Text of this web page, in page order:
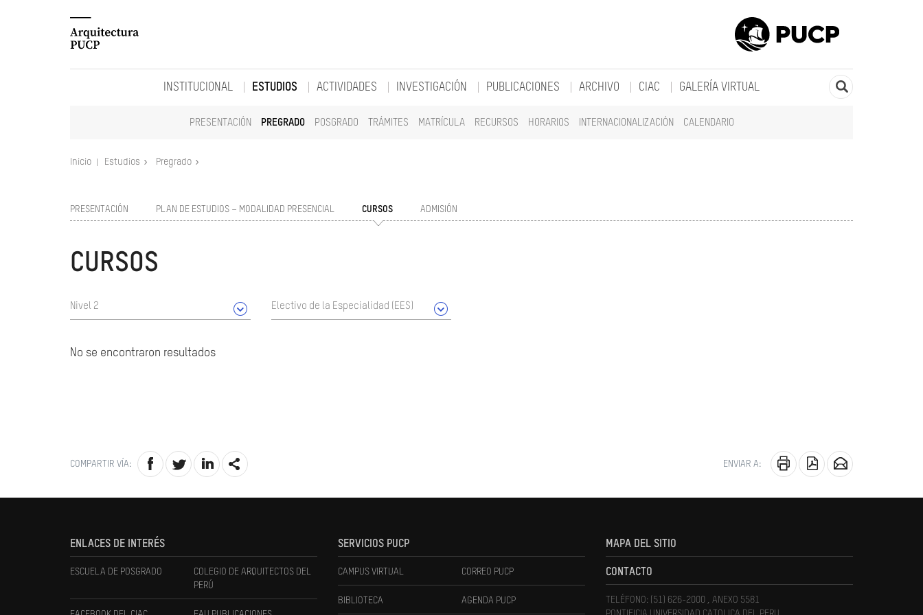
INSTITUCIONAL ESTUDIOS
PRESENTACIÓN PREGRADO POSGRADO TRÁMITES MATRÍCULA RECURSOS HORARIOS INTERNACIONALIZACIÓN CALENDARIO
ACTIVIDADES INVESTIGACIÓN PUBLICACIONES ARCHIVO CIAC GALERÍA VIRTUAL
Inicio Estudios Pregrado
PRESENTACIÓN PLAN DE ESTUDIOS – MODALIDAD PRESENCIAL CURSOS ADMISIÓN
CURSOS
Nivel 2 Electivo de la Especialidad (EES)
No se encontraron resultados
COMPARTIR VÍA: ENVIAR A:
ENLACES DE INTERÉS
ESCUELA DE POSGRADO
COLEGIO DE ARQUITECTOS DEL
PERÚ
SERVICIOS PUCP
CAMPUS VIRTUAL CORREO PUCP
BIBLIOTECA AGENDA PUCP
MAPA DEL SITIO
CONTACTO
TELÉFONO: (51) 626-2000 , ANEXO 5581